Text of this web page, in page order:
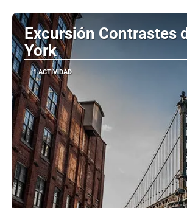
Excursión Contrastes
York
1 ACTIVIDAD